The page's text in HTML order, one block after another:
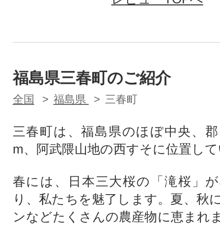
福島県三春町のご紹介
全国 福島県 三春町
三春町は、福島県のほぼ中央、
m、阿武隈山地の西すそに位置し
春には、日本三大桜の「滝桜」
り、私たちを魅了します。夏、秋
ンなどたくさんの農産物に恵まれ